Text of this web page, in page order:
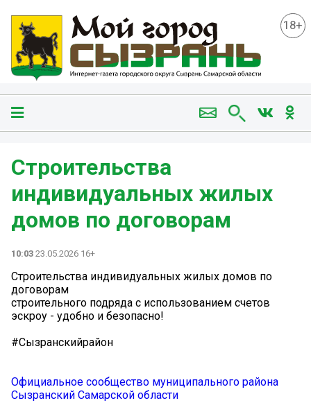
18+
Строительства
индивидуальных жилых
домов по договорам
10:03 23.05.2026 16+
Строительства индивидуальных жилых домов по
договорам
строительного подряда с использованием счетов
эскроу - удобно и безопасно!
#Сызранскийрайон
Официальное сообщество муниципального района
Сызранский Самарской области